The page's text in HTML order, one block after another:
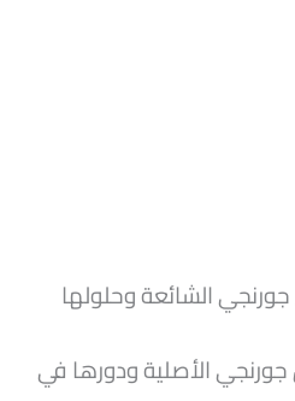
الشائعة وحلولها
الأصلية ودورها في